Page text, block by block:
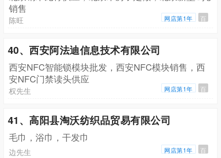
销售
陈旺 网店第1年 百
40、西安阿法迪信息技术有限公司
西安NFC智能锁模块批发，西安NFC模块销售，西
安NFC门禁读头供应
权先生 网店第1年 百
41、高阳县淘沃纺织品贸易有限公司
毛巾，浴巾，干发巾
边先生 网店第1年 百